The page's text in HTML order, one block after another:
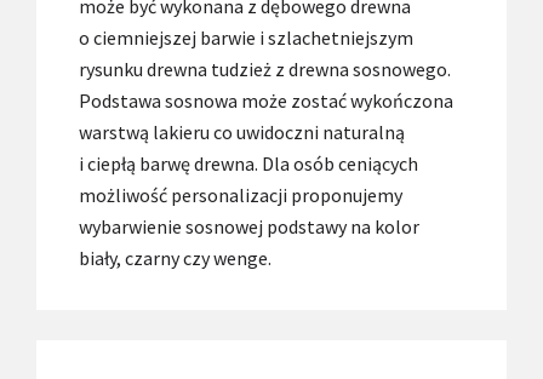
może być wykonana z dębowego drewna
o ciemniejszej barwie i szlachetniejszym
rysunku drewna tudzież z drewna sosnowego.
Podstawa sosnowa może zostać wykończona
warstwą lakieru co uwidoczni naturalną
i ciepłą barwę drewna. Dla osób ceniących
możliwość personalizacji proponujemy
wybarwienie sosnowej podstawy na kolor
biały, czarny czy wenge.